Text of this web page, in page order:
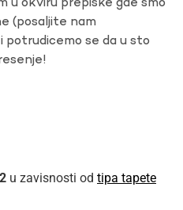
u okviru prepiske gde smo
(posaljite nam
se da u sto
u zavisnosti od tipa tapete